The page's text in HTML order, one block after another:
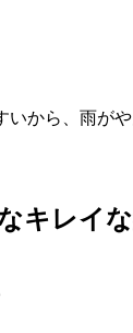
いから、雨が
キレイ